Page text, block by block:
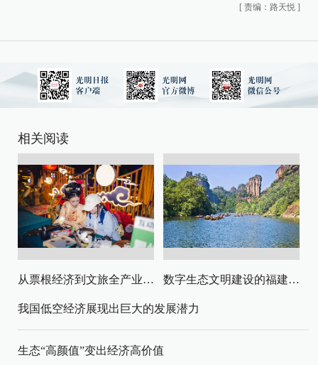
[ 责编：路天悦 ]
相关阅读
从票根经济到文旅全产业链升级 数字生态文明建设的福建路径与启示
我国低空经济展现出巨大的发展潜力
生态“高颜值”变出经济高价值